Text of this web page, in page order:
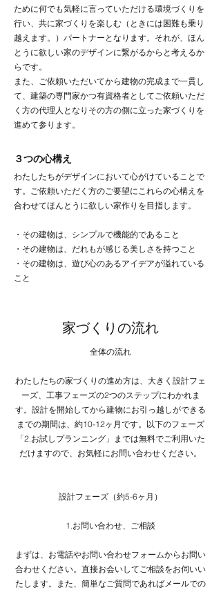
ために何でも気軽に言っていただける環境づくりを
行い、共に家づくりを楽しむ（ときには困難も乗り
越えます。）パートナーとなります。それが、ほん
とうに欲しい家のデザインに繋がるからと考えるか
らです。
また、ご依頼いただいてから建物の完成まで一貫し
て、建築の専門家かつ有資格者としてご依頼いただ
く方の代理人となりその方の側に立った家づくりを
進めて参ります。
３つの心構え
わたしたちがデザインにおいて心がけていることで
す。ご依頼いただく方のご要望にこれらの心構えを
合わせてほんとうに欲しい家作りを目指します。
・その建物は、シンプルで機能的であること
・その建物は、だれもが感じる美しさを持つこと
・その建物は、遊び心のあるアイデアが溢れている
こと
家づくりの流れ
全体の流れ
わたしたちの家づくりの進め方は、大きく設計フェ
ーズ、工事フェーズの2つのステップにわかれま
す。設計を開始してから建物にお引っ越しができる
までの期間は、約10-12ヶ月です。以下のフェーズ
「2.お試しプランニング」までは無料でご利用いた
だけますので、お気軽にお問い合わせください。​
設計フェーズ（約5-6ヶ月）
1.お問い合わせ、ご相談​​
まずは、お電話やお問い合わせフォームからお問い
合わせください。直接お会いしてご相談をお伺いい
たします。また、簡単なご質問であればメールでの